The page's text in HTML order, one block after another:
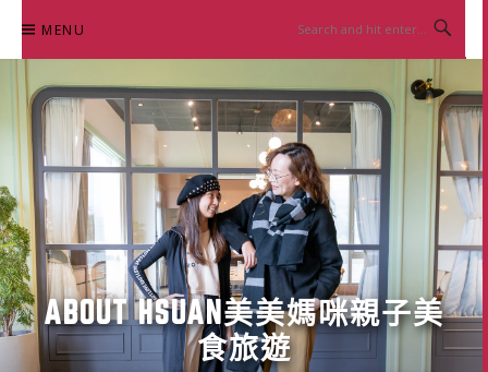
content
MENU
ABOUT HSUAN美美媽咪親子美
食旅遊